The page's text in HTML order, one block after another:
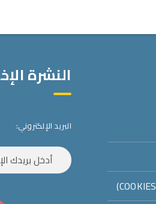
النشرة
البريد الإلكتروني: